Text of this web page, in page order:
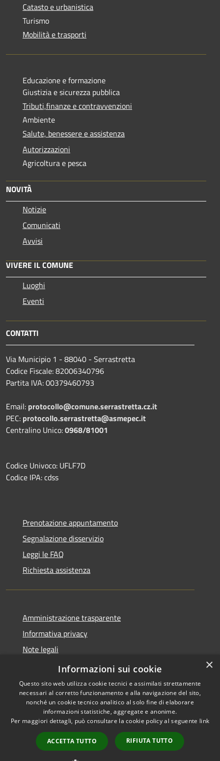
Catasto e urbanistica
Turismo
Mobilità e trasporti
Educazione e formazione
Giustizia e sicurezza pubblica
Tributi,finanze e contravvenzioni
Ambiente
Salute, benessere e assistenza
Autorizzazioni
Agricoltura e pesca
NOVITÀ
Notizie
Comunicati
Avvisi
VIVERE IL COMUNE
Luoghi
Eventi
CONTATTI
Via Municipio 1 - 88040 - Serrastretta
Codice Fiscale: 82006340796
Partita IVA: 00379460793
Email: protocollo@comune.serrastretta.cz.it
PEC: protocollo.serrastretta@asmepec.it
Centralino Unico:0968/81001
Codice Univoco: UFLF7D
Codice IPA: cdss
Prenotazione appuntamento
Segnalazione disservizio
Leggi le FAQ
Richiesta assistenza
Amministrazione trasparente
Informativa privacy
Note legali
Dichiarazione di accessibilità
Accessibilità
Copyright © 2026 • Comune di
Serrastretta • Powered by
Municipium•
Accesso
redazione
×
Informazioni sui cookie
Questo sito web utilizza cookie tecnici e assimilati strettamente
necessari al corretto funzionamento e alla navigazione del sito,
nonché un cookie tecnico analitico al solo fine di elaborare
informazioni statistiche, aggregate e anonime.
Per maggiori dettagli, può consultare la cookie policy al seguente link
ACCETTA TUTTO RIFIUTA TUTTO